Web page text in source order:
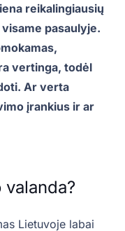
reikalingiausių
pasaulyje.
vertinga, todėl
Ar verta
įrankius ir ar
Lietuvoje labai